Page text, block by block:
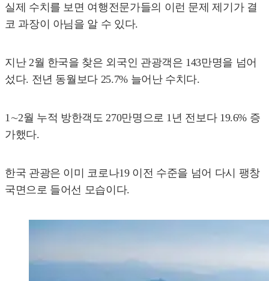
실제 수치를 보면 여행전문가들의 이런 문제 제기가 결
코 과장이 아님을 알 수 있다.
지난 2월 한국을 찾은 외국인 관광객은 143만명을 넘어
섰다. 전년 동월보다 25.7% 늘어난 수치다.
1∼2월 누적 방한객도 270만명으로 1년 전보다 19.6% 증
가했다.
한국 관광은 이미 코로나19 이전 수준을 넘어 다시 팽창
국면으로 들어선 모습이다.